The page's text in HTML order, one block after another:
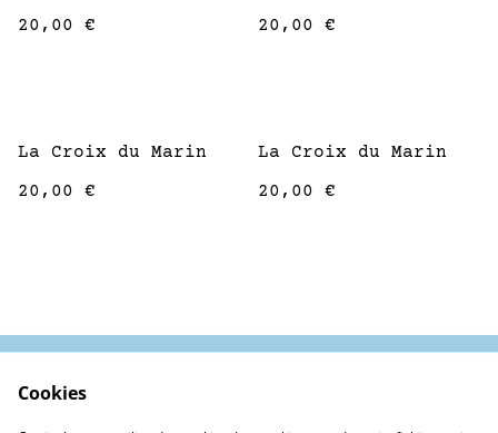
20,00 €
20,00 €
La Croix du Marin
20,00 €
La Croix du Marin
20,00 €
Contactez-nous
Cookies